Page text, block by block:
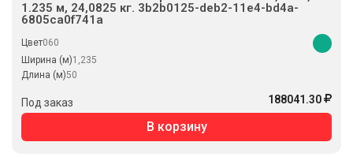
1.235 м, 24,0825 кг. 3b2b0125-deb2-11e4-bd4a-
6805ca0f741a
Цвет060
Ширина (м)1,235
Длина (м)50
Под заказ 188041.30
В корзину